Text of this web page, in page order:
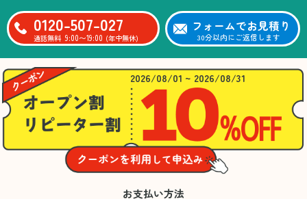
サイクル可能なものにつ
いても教えていただき、
今後の片付けにも役立つ
知識が増えました。また
何かあれば、ぜひお願い
したいと思っています。
心のこもったサービスを
ありがとうございまし
た。
0120-507-027
通話無料 9:00〜19:00 (年中無休)
フォームでお見積り
30分以内にご返信します
2026/08/01 ~ 2026/08/31
お支払い方法